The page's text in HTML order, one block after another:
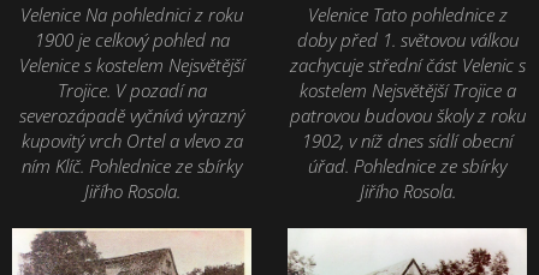
Velenice Na pohlednici z roku
1900 je celkový pohled na
Velenice s kostelem Nejsvětější
Trojice. V pozadí na
severozápadě vyčnívá výrazný
kupovitý vrch Ortel a vlevo za
ním Klíč. Pohlednice ze sbírky
Jiřího Rosola.
Velenice Tato pohlednice z
doby před 1. světovou válkou
zachycuje střední část Velenic s
kostelem Nejsvětější Trojice a
patrovou budovou školy z roku
1902, v níž dnes sídlí obecní
úřad. Pohlednice ze sbírky
Jiřího Rosola.